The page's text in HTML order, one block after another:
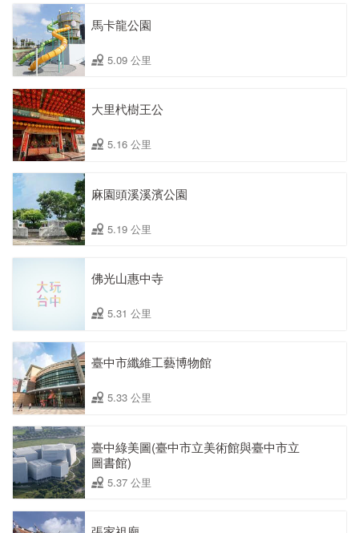
馬卡龍公園
5.09 公里
大里杙樹王公
5.16 公里
麻園頭溪溪濱公園
5.19 公里
佛光山惠中寺
5.31 公里
臺中市纖維工藝博物館
5.33 公里
臺中綠美圖(臺中市立美術館與臺中市立
圖書館)
5.37 公里